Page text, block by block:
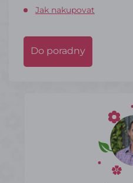
Jak nakupovat
Do poradny